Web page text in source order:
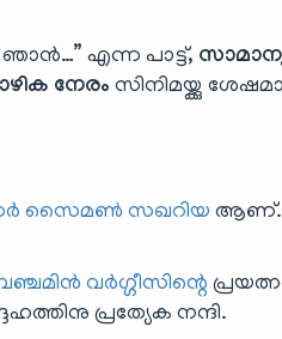
എന്ന പാട്ട്,
നേരം സിനിമയ്ക്കു
സൈമൺ സഖറിയ ആണ്.
വർഗ്ഗീസിന്റെ
പ്രത്യേക നന്ദി.